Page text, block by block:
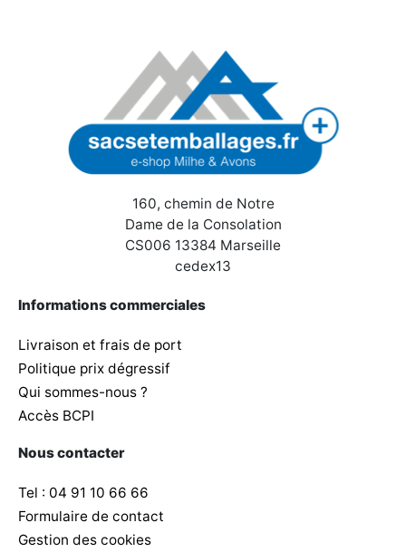
160, chemin de Notre
Dame de la Consolation
CS006 13384 Marseille
cedex13
Informations commerciales
Livraison et frais de port
Politique prix dégressif
Qui sommes-nous ?
Accès BCPI
Nous contacter
Tel : 04 91 10 66 66
Formulaire de contact
Gestion des cookies